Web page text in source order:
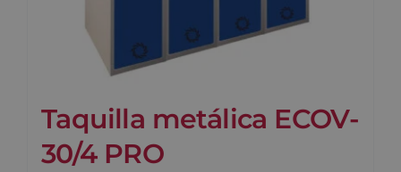
Taquilla metálica ECOV-
30/4 PRO